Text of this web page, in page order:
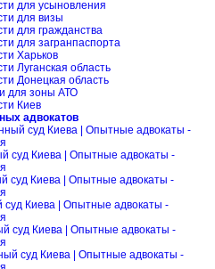
для усыновления
для визы
для гражданства
для загранпаспорта
Харьков
Луганская область
Донецкая область
для зоны АТО
Киев
адвокатов
суд Киева | Опытные адвокаты -
суд Киева | Опытные адвокаты -
суд Киева | Опытные адвокаты -
суд Киева | Опытные адвокаты -
суд Киева | Опытные адвокаты -
суд Киева | Опытные адвокаты -